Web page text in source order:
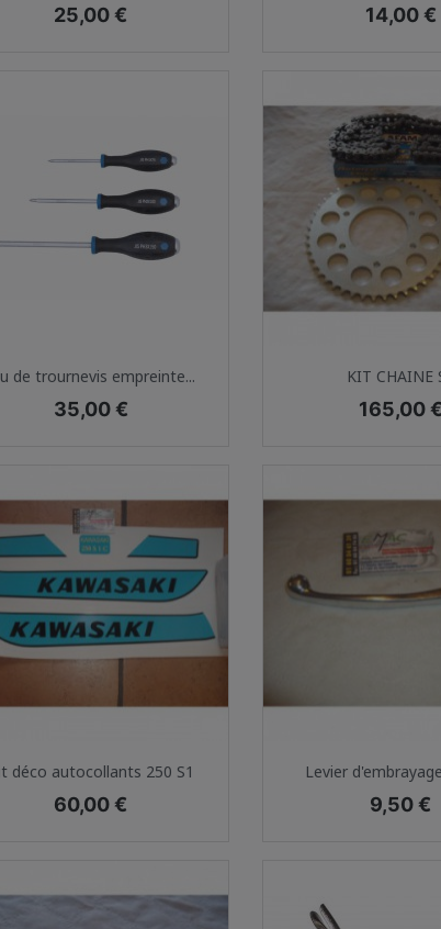
Prix
25,00 € Prix
14,00 €
 Aperçu rapide
de trournevis empreinte...
Prix
35,00 €
Aperçu
KIT CHAINE
Prix
165,00 €
 Aperçu rapide
déco autocollants 250 S1
Prix
60,00 €
 Aperçu
Levier
Prix
9,50 €